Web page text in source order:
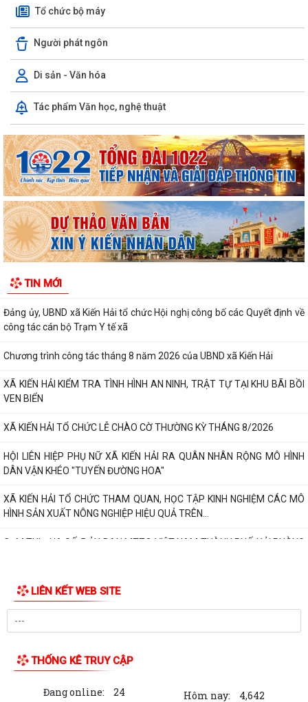
Tổ chức bộ máy
Người phát ngôn
Di sản - Văn hóa
Tác phẩm Văn học, nghệ thuật
TIN MỚI
buôn bán trái phép động vật hoang...
Thông báo về việc phun trừ sâu cuốn lá nhỏ lứa 5 và các đối tượng
sinh vật gây hại bảo vệ sản xuất...
ỦY BAN NHÂN DÂN XÃ KIẾN HẢI THÔNG TIN KẾT QUẢ XỬ LÝ VI PHẠM
TRONG LĨNH VỰC BẢO VỆ MÔI TRƯỜNG
Thông báo giới thiệu chức danh, chữ ký của Phó Giám đốc Trạm Y tế
xã Kiến Hải
quyền sử dụng đất ở của ông Bùi...
Đảng ủy, UBND xã Kiến Hải tổ chức Hội nghị công bố các Quyết định về
công tác cán bộ Trạm Y tế xã
Chương trình công tác tháng 8 năm 2026 của UBND xã Kiến Hải
XÃ KIẾN HẢI KIỂM TRA TÌNH HÌNH AN NINH, TRẬT TỰ TẠI KHU BÃI BỒI
VEN BIỂN
XÃ KIẾN HẢI TỔ CHỨC LỄ CHÀO CỜ THƯỜNG KỲ THÁNG 8/2026
HỘI LIÊN HIỆP PHỤ NỮ XÃ KIẾN HẢI RA QUÂN NHÂN RỘNG MÔ HÌNH
DÂN VẬN KHÉO "TUYẾN ĐƯỜNG HOA"
XÃ KIẾN HẢI TỔ CHỨC THAM QUAN, HỌC TẬP KINH NGHIỆM CÁC MÔ
HÌNH SẢN XUẤT NÔNG NGHIỆP HIỆU QUẢ TRÊN...
CỤM THI ĐUA SỐ 5 ỦY BAN MTTQ VIỆT NAM THÀNH PHỐ HẢI PHÒNG
XÃ KIẾN HẢI TỔ CHỨC HỘI NGHỊ SƠ KẾT 7 THÁNG ĐẦU NĂM, TRIỂN
KHAI NHIỆM VỤ 5 THÁNG CUỐI NĂM THỰC HIỆN...
Thông báo về việc cấp phép xây dựng và mức xử phạt vi phạm hành
chính đối với công trình vi phạm...
LIÊN KẾT WEB SITE
THỐNG KÊ TRUY CẬP
Đang online: 24 Hôm nay: 4,642